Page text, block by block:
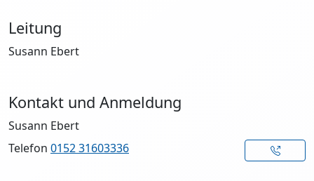
Leitung
Susann Ebert
Kontakt und Anmeldung
Susann Ebert
Telefon 0152 31603336